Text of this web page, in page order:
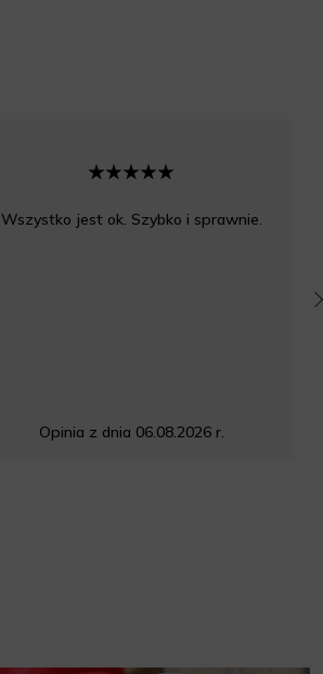
Wszystko jest ok. Szybko i sprawnie.
Opinia z dnia 06.08.2026 r.